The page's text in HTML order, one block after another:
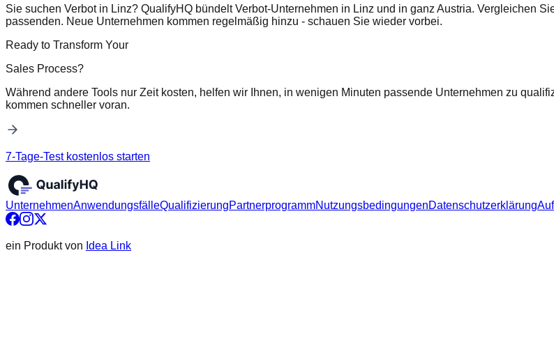
Sie suchen Verbot in Linz? QualifyHQ bündelt Verbot-Unternehmen in Linz und in ganz Austria. Vergleichen
passenden. Neue Unternehmen kommen regelmäßig hinzu - schauen Sie wieder vorbei.
Ready to Transform Your
Sales Process?
Während andere Tools nur Zeit kosten, helfen wir Ihnen, in wenigen Minuten passende Unternehmen zu
kommen schneller voran.
7-Tage-Test kostenlos starten
UnternehmenAnwendungsfälleQualifizierungPartnerprogrammNutzungsbedingungenDatenschutzerklärung
ein Produkt von Idea Link